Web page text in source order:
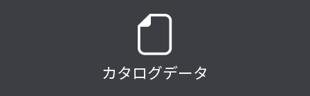
カタログデータ